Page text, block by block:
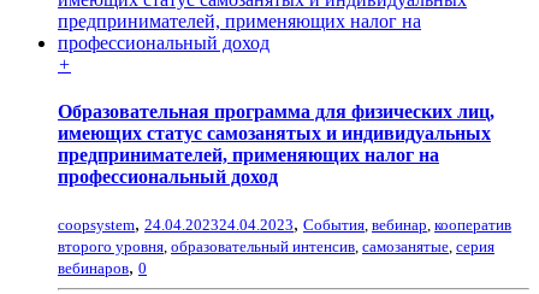
+
Образовательная программа для физических лиц,
имеющих статус самозанятых и индивидуальных
предпринимателей, применяющих налог на
профессиональный доход
coopsystem, 24.04.202324.04.2023, События, вебинар, кооператив
второго уровня, образовательный интенсив, самозанятые, серия
вебинаров, 0